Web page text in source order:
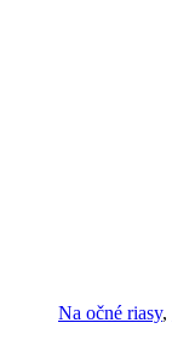
Na očné riasy,